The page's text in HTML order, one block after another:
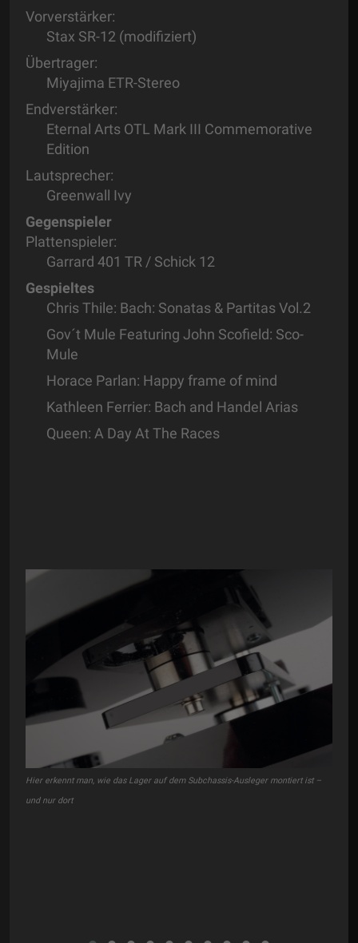
Vorverstärker:
Stax SR-12 (modifiziert)
Übertrager:
Miyajima ETR-Stereo
Endverstärker:
Eternal Arts OTL Mark III Commemorative
Edition
Lautsprecher:
Greenwall Ivy
Gegenspieler
Plattenspieler:
Garrard 401 TR / Schick 12
Gespieltes
Chris Thile: Bach: Sonatas & Partitas Vol.2
Gov´t Mule Featuring John Scofield: Sco-
Mule
Horace Parlan: Happy frame of mind
Kathleen Ferrier: Bach and Handel Arias
Queen: A Day At The Races
Hier erkennt man, wie das Lager auf dem Subchassis-Ausleger montiert ist –
und nur dort